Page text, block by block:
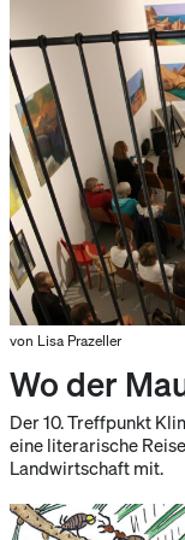
von Lisa Prazeller
Wo der
Der 10. Treffpunkt
eine literarische
Landwirtschaft mit.